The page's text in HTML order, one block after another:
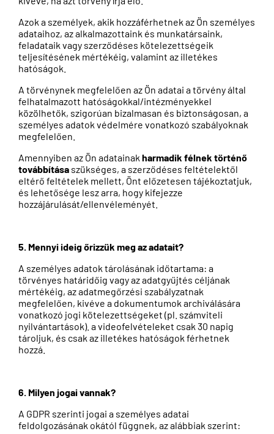
Azok a személyek, akik hozzáférhetnek az Ön személyes
adataihoz, az alkalmazottaink és munkatársaink,
feladataik vagy szerződéses kötelezettségeik
teljesítésének mértékéig, valamint az illetékes
hatóságok.
A törvénynek megfelelően az Ön adatai a törvény által
felhatalmazott hatóságokkal/intézményekkel
közölhetők, szigorúan bizalmasan és biztonságosan, a
személyes adatok védelmére vonatkozó szabályoknak
megfelelően.
Amennyiben az Ön adatainak harmadik félnek történő
továbbításaszükséges, a szerződéses feltételektől
eltérő feltételek mellett, Önt előzetesen tájékoztatjuk,
és lehetősége lesz arra, hogy kifejezze
hozzájárulását/ellenvéleményét.
5. Mennyi ideig őrizzük meg az adatait?
A személyes adatok tárolásának időtartama: a
törvényes határidőig vagy az adatgyűjtés céljának
mértékéig, az adatmegőrzési szabályzatnak
megfelelően, kivéve a dokumentumok archiválására
vonatkozó jogi kötelezettségeket (pl. számviteli
nyilvántartások). a videofelvételeket csak 30 napig
tároljuk, és csak az illetékes hatóságok férhetnek
hozzá.
6. Milyen jogai vannak?
A GDPR szerinti jogai a személyes adatai
feldolgozásának okától függnek, az alábbiak szerint: